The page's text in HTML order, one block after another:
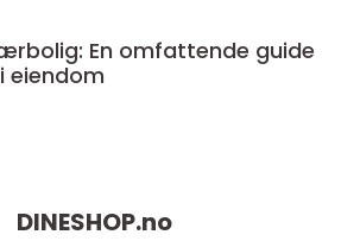
En omfattende guide
eiendom
DINESHOP.no